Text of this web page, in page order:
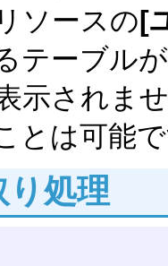
ソースの[
テーブル
示されま
とは可能
処理